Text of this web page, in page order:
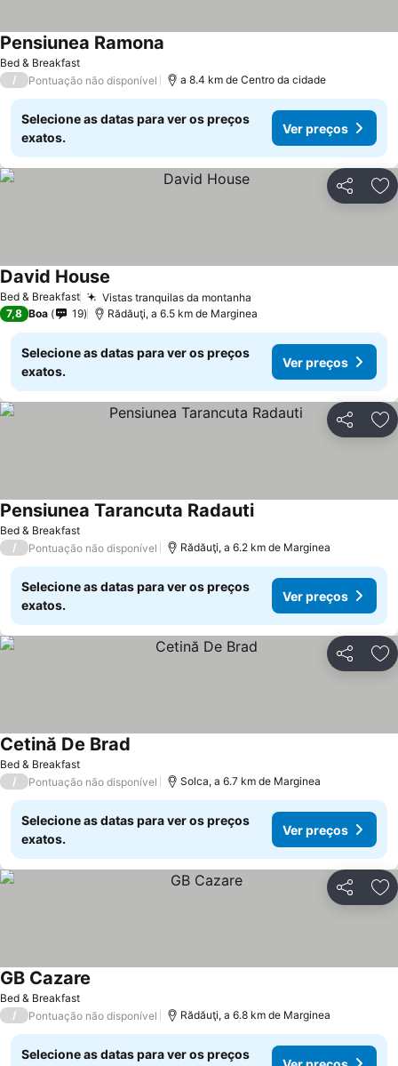
Bed & Breakfast
Pensiunea Ramona
/ Pontuação não disponível a 8.4 km de Centro da cidade
Selecione as datas para ver os preços
exatos.
Ver preços
Partilhar
Bed & Breakfast Vistas tranquilas da montanha
David House
7,8 Boa 19 Rădăuţi, a 6.5 km de Marginea
Selecione as datas para ver os preços
exatos.
Ver preços
Partilhar
Bed & Breakfast
Pensiunea Tarancuta RadautiVer preços
/ Pontuação não disponível Rădăuţi, a 6.2 km de Marginea
Selecione as datas para ver os preços
exatos.
Ver preços
Partilhar
Bed & Breakfast
Cetină De Brad
/ Pontuação não disponível Solca, a 6.7 km de Marginea
Selecione as datas para ver os preços
exatos.
Ver preços
Partilhar
Bed & Breakfast
GB Cazare
/ Pontuação não disponível Rădăuţi, a 6.8 km de Marginea
Selecione as datas para ver os preços